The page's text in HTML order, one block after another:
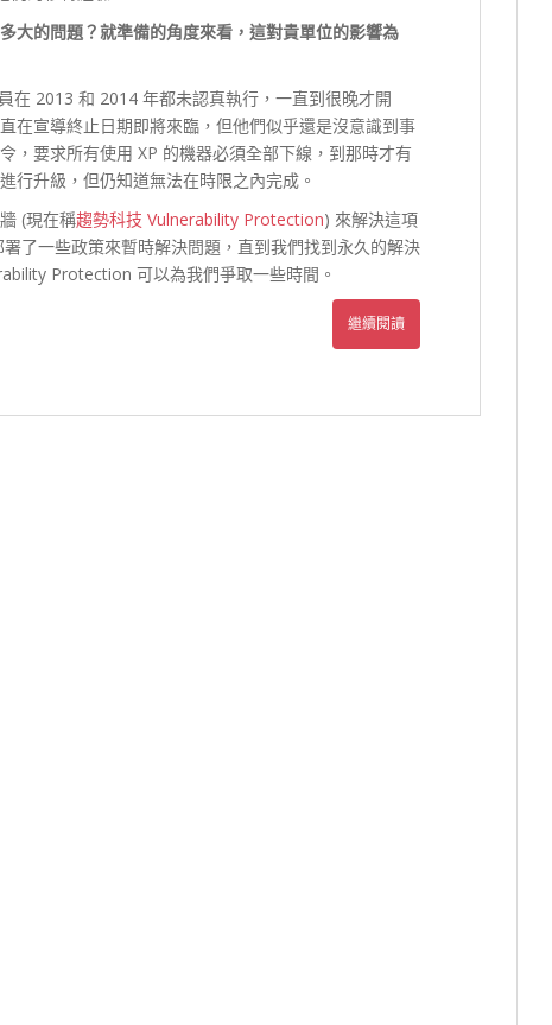
大的問題？就準備的角度來看，這對貴單位的影響為
在 2013 和 2014 年都未認真執行，一直到很晚才開
在宣導終止日期即將來臨，但他們似乎還是沒意識到事
，要求所有使用 XP 的機器必須全部下線，到那時才有
行升級，但仍知道無法在時限之內完成。
(現在稱趨勢科技 Vulnerability Protection) 來解決這項
了一些政策來暫時解決問題，直到我們找到永久的解決
Protection 可以為我們爭取一些時間。
繼續閱讀